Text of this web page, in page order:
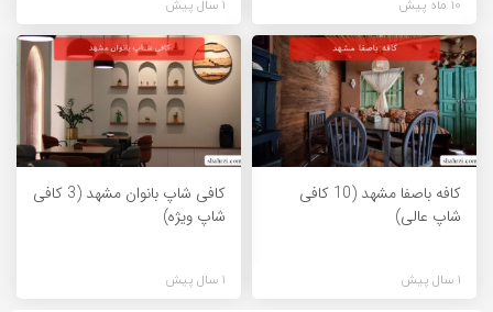
10 ماه پیش 1 سال پیش
کافه باصفا مشهد (10 کافی
شاپ عالی)
1 سال پیش
کافی شاپ بانوان مشهد (3 کافی
شاپ ویژه)
1 سال پیش